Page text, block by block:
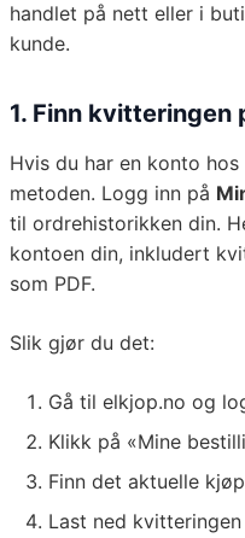
handlet på nett eller i
kunde.
1. Finn kvitteringen
Hvis du har en konto
metoden. Logg inn på
til ordrehistorikken din.
kontoen din, inkludert
som PDF.
Slik gjør du det:
Gå til elkjop.no og
Klikk på «Mine
Finn det aktuelle
Last ned kvitteringen